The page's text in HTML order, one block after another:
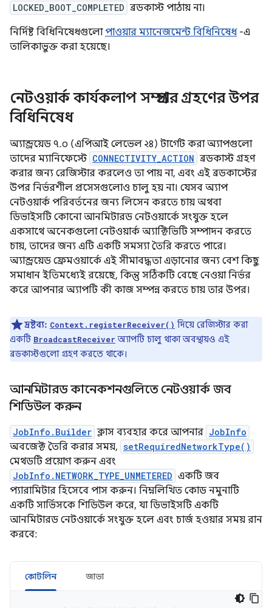
LOCKED_BOOT_COMPLETED ব্রডকাস্ট পাঠায় না।
নির্দিষ্ট বিধিনিষেধগুলোপাওয়ার ম্যানেজমেন্ট বিধিনিষেধ-এ
তালিকাভুক্ত করা হয়েছে।
নেটওয়ার্ক কার্যকলাপ সম্প্রচার গ্রহণের উপর
বিধিনিষেধ
অ্যান্ড্রয়েড ৭.০ (এপিআই লেভেল ২৪) টার্গেট করা অ্যাপগুলো
তাদের ম্যানিফেস্টে CONNECTIVITY_ACTION ব্রডকাস্ট গ্রহণ
করার জন্য রেজিস্টার করলেও তা পায় না, এবং এই ব্রডকাস্টের
উপর নির্ভরশীল প্রসেসগুলোও চালু হয় না। যেসব অ্যাপ
নেটওয়ার্ক পরিবর্তনের জন্য লিসেন করতে চায় অথবা
ডিভাইসটি কোনো আনমিটারড নেটওয়ার্কে সংযুক্ত হলে
একসাথে অনেকগুলো নেটওয়ার্ক অ্যাক্টিভিটি সম্পাদন করতে
চায়, তাদের জন্য এটি একটি সমস্যা তৈরি করতে পারে।
অ্যান্ড্রয়েড ফ্রেমওয়ার্কে এই সীমাবদ্ধতা এড়ানোর জন্য বেশ কিছু
সমাধান ইতিমধ্যেই রয়েছে, কিন্তু সঠিকটি বেছে নেওয়া নির্ভর
করে আপনার অ্যাপটি কী কাজ সম্পন্ন করতে চায় তার উপর।
দ্রষ্টব্য: Context.registerReceiver() দিয়ে রেজিস্টার করা
একটি BroadcastReceiver অ্যাপটি চালু থাকা অবস্থায়ও এই
ব্রডকাস্টগুলো গ্রহণ করতে থাকে।
আনমিটারড কানেকশনগুলিতে নেটওয়ার্ক জব
শিডিউল করুন
JobInfo.Builder ক্লাস ব্যবহার করে আপনার JobInfo
অবজেক্ট তৈরি করার সময়, setRequiredNetworkType()
মেথডটি প্রয়োগ করুন এবং
JobInfo.NETWORK_TYPE_UNMETERED একটি জব
প্যারামিটার হিসেবে পাস করুন। নিম্নলিখিত কোড নমুনাটি
একটি সার্ভিসকে শিডিউল করে, যা ডিভাইসটি একটি
আনমিটারড নেটওয়ার্কে সংযুক্ত হলে এবং চার্জ হওয়ার সময় রান
করবে:
কোটলিন জাভা